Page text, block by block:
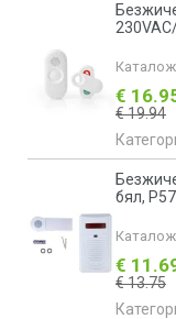
€
€ 19.94
бял,
€
€ 13.75